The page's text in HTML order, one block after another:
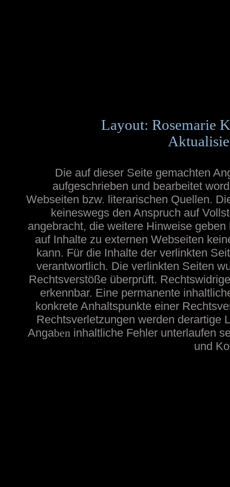
Layout: Rosemarie
Die auf dieser Seite gemachten
aufgeschrieben und bearbeitet
Webseiten bzw. literarischen Quellen.
keineswegs den Anspruch auf
angebracht, die weitere Hinweise
auf Inhalte zu externen Webseiten
kann. Für die Inhalte der verlinkten
verantwortlich. Die verlinkten Seiten
Rechtsverstöße überprüft.
erkennbar. Eine permanente
konkrete Anhaltspunkte einer
Rechtsverletzungen werden derartige
Angaben inhaltliche Fehler unterlaufen
und